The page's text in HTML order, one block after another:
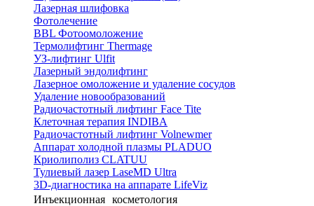
Лазерная шлифовка
Фотолечение
BBL Фотоомоложение
Термолифтинг Thermage
УЗ-лифтинг Ulfit
Лазерный эндолифтинг
Лазерное омоложение и удаление сосудов
Удаление новообразований
Радиочастотный лифтинг Face Tite
Клеточная терапия INDIBA
Радиочастотный лифтинг Volnewmer
Аппарат холодной плазмы PLADUO
Криолиполиз CLATUU
Тулиевый лазер LaseMD Ultra
3D-диагностика на аппарате LifeViz
Инъекционная косметология